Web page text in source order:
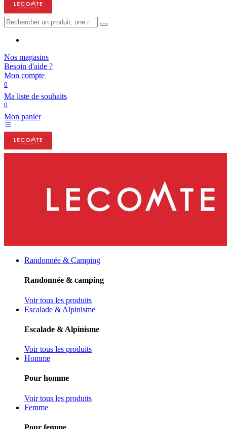
Nos magasins
Besoin d'aide ?
Mon compte
0
Ma liste de souhaits
0
Mon panier
Randonnée & Camping
Randonnée & camping
Voir tous les produits
Escalade & Alpinisme
Escalade & Alpinisme
Voir tous les produits
Homme
Pour homme
Voir tous les produits
Femme
Pour femme